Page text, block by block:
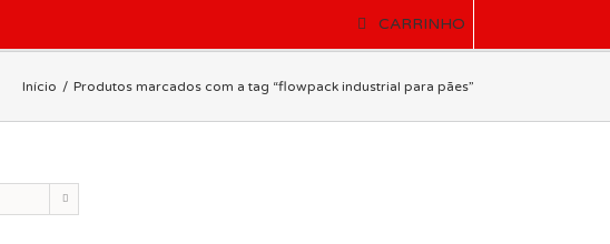
CARRINHO
Início Produtos marcados com a tag “flowpack industrial para pães”